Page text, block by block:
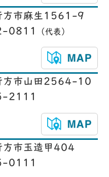
市麻生1561-9
0811
（代表）
市山田2564-10
2111
市玉造甲404
0111